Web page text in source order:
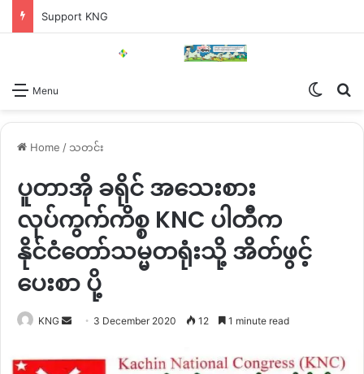
Support KNG
Menu
Home / သတင်း
ပူတာအို ခရိုင် အသေးစား
လုပ်ကွက်ကိစ္စ KNC ပါတီက
နိုင်ငံတော်သမ္မတရုံးသို့ အိတ်ဖွင့်
ပေးစာ ပို့
KNG
Send
email
3 December 2020 12 1 minute read